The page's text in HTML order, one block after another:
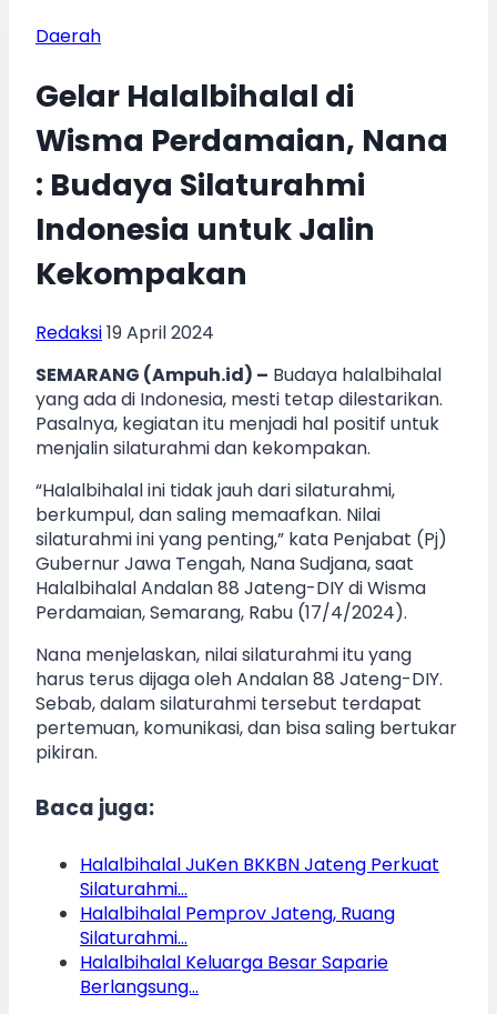
Daerah
Gelar Halalbihalal di
Wisma Perdamaian, Nana
: Budaya Silaturahmi
Indonesia untuk Jalin
Kekompakan
Redaksi19 April 2024
SEMARANG (Ampuh.id) – Budaya halalbihalal
yang ada di Indonesia, mesti tetap dilestarikan.
Pasalnya, kegiatan itu menjadi hal positif untuk
menjalin silaturahmi dan kekompakan.
“Halalbihalal ini tidak jauh dari silaturahmi,
berkumpul, dan saling memaafkan. Nilai
silaturahmi ini yang penting,” kata Penjabat (Pj)
Gubernur Jawa Tengah, Nana Sudjana, saat
Halalbihalal Andalan 88 Jateng-DIY di Wisma
Perdamaian, Semarang, Rabu (17/4/2024).
Nana menjelaskan, nilai silaturahmi itu yang
harus terus dijaga oleh Andalan 88 Jateng-DIY.
Sebab, dalam silaturahmi tersebut terdapat
pertemuan, komunikasi, dan bisa saling bertukar
pikiran.
Baca juga:
Halalbihalal JuKen BKKBN Jateng Perkuat
Silaturahmi…
Halalbihalal Pemprov Jateng, Ruang
Silaturahmi…
Halalbihalal Keluarga Besar Saparie
Berlangsung…